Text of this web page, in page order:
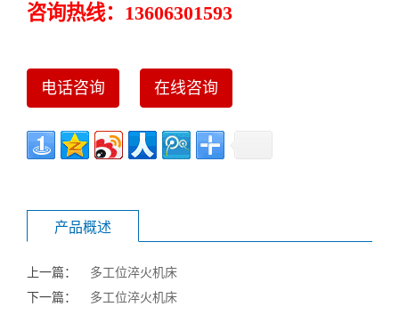
咨询热线： 13606301593
电话咨询 在线咨询
产品概述
上一篇：
多工位淬火机床
下一篇：
多工位淬火机床